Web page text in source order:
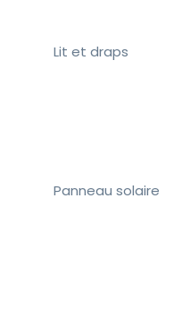
Lit et draps
Panneau solaire